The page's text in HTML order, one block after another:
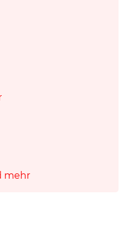
mehr